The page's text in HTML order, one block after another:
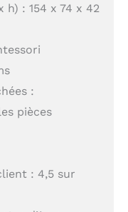
: 154 x 74 x 42
:
pièces
: 4,5 sur